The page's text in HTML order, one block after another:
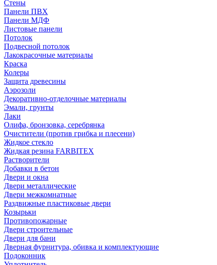
Стены
Панели ПВХ
Панели МДФ
Листовые панели
Потолок
Подвесной потолок
Лакокрасочные материалы
Краска
Колеры
Защита древесины
Аэрозоли
Декоративно-отделочные материалы
Эмали, грунты
Лаки
Олифа, бронзовка, серебрянка
Очистители (против грибка и плесени)
Жидкое стекло
Жидкая резина FARBITEX
Растворители
Добавки в бетон
Двери и окна
Двери металлические
Двери межкомнатные
Раздвижные пластиковые двери
Козырьки
Противопожарные
Двери строительные
Двери для бани
Дверная фурнитура, обивка и комплектующие
Подоконник